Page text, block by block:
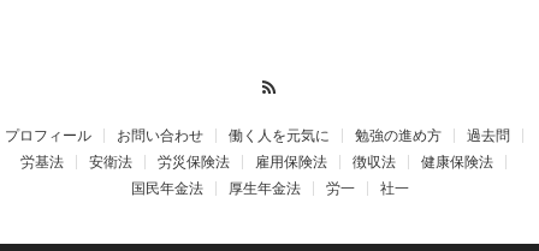
プロフィール お問い合わせ 働く人を元気に 勉強の進め方
過去問
労基法
安衛法 労災保険法 雇用保険法 徴収法
健康保険法
国民年金法
厚生年金法 労一 社一